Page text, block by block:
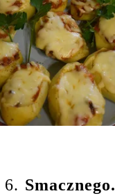
6. Smacznego.